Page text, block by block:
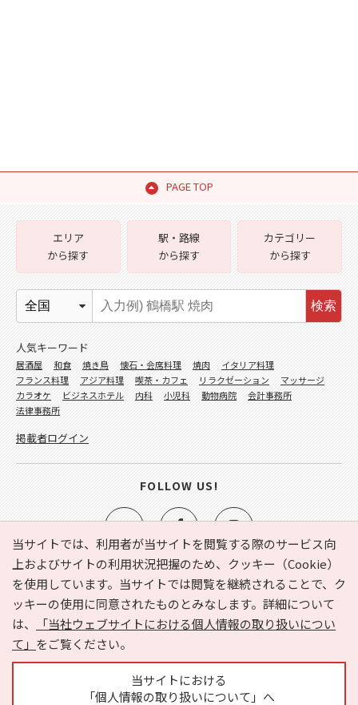
PAGE TOP
当サイトでは、利用者が当サイトを閲覧する際のサービス向
上およびサイトの利用状況把握のため、クッキー（Cookie）
を使用しています。当サイトでは閲覧を継続されることで、ク
ッキーの使用に同意されたものとみなします。詳細について
は、
「当社ウェブサイトにおける個人情報の取り扱いについ
て」 をご覧ください。
当サイトにおける
「個人情報の取り扱いについて」へ
e-NAVITA（イーナビタ）とは？ お気に入り
ヘルプ
利用規約
個人情報の取り扱いについて
運営会社
サイトマップ
広告掲載に関するお問い合わせ
エリア
から探す
駅・路線
から探す
カテゴリー
から探す
検索
人気キーワード
居酒屋 和食 焼き鳥 懐石・会席料理 焼肉
イタリア料理
フランス料理
アジア料理 喫茶・カフェ リラクゼーション
マッサージ
カラオケ
ビジネスホテル 内科 小児科 動物病院
会計事務所
法律事務所
掲載者ログイン
FOLLOW US!